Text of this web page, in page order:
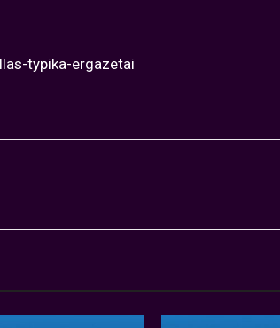
typika-ergazetai